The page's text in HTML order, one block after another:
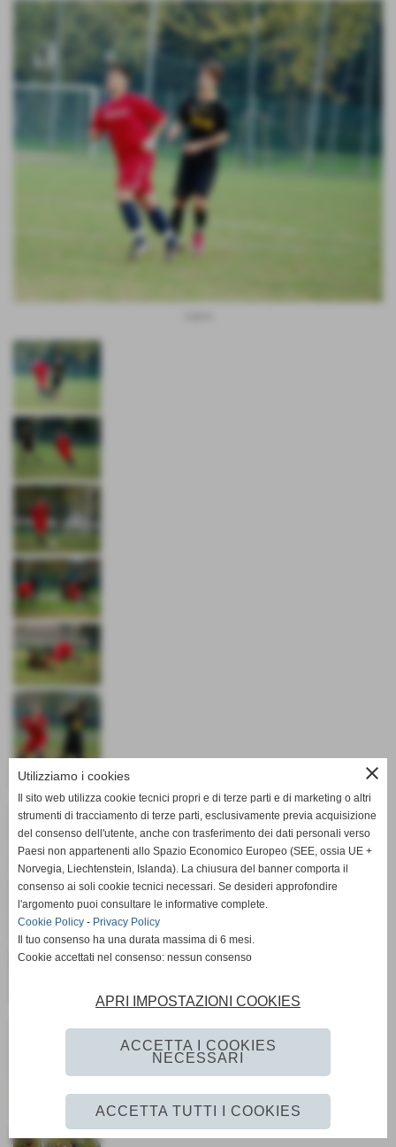
close
Utilizziamo i cookies
Il sito web utilizza cookie tecnici propri e di terze parti e di marketing o altri
strumenti di tracciamento di terze parti, esclusivamente previa acquisizione
del consenso dell'utente, anche con trasferimento dei dati personali verso
Paesi non appartenenti allo Spazio Economico Europeo (SEE, ossia UE +
Norvegia, Liechtenstein, Islanda). La chiusura del banner comporta il
consenso ai soli cookie tecnici necessari. Se desideri approfondire
l'argomento puoi consultare le informative complete.
Cookie Policy - Privacy Policy
Il tuo consenso ha una durata massima di 6 mesi.
Cookie accettati nel consenso: nessun consenso
APRI IMPOSTAZIONI COOKIES
ACCETTA I COOKIES
NECESSARI
ACCETTA TUTTI I COOKIES